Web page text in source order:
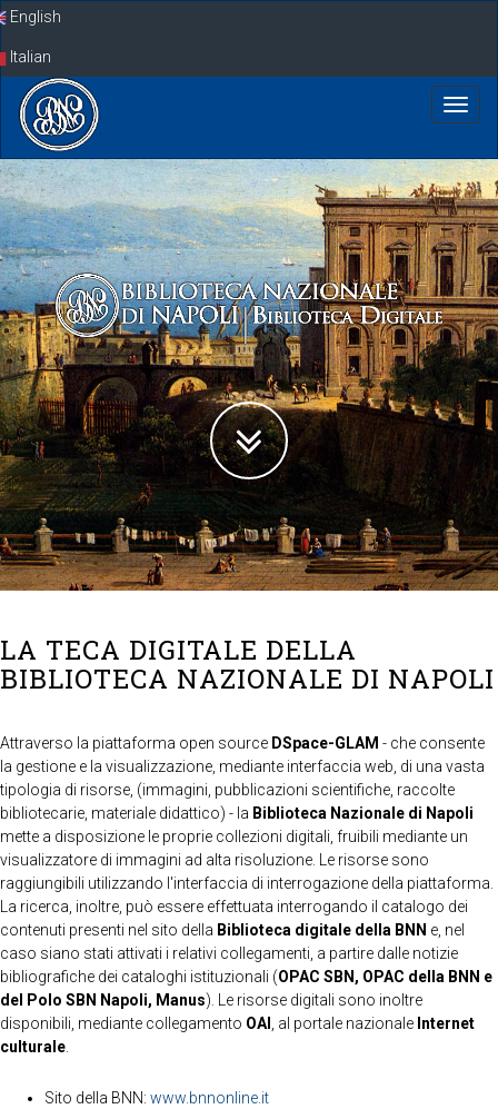
SkipEnglish
Italian
LA TECA DIGITALE DELLA
BIBLIOTECA NAZIONALE DI NAPOLI
Attraverso la piattaforma open source DSpace-GLAM - che consente
la gestione e la visualizzazione, mediante interfaccia web, di una vasta
tipologia di risorse, (immagini, pubblicazioni scientifiche, raccolte
bibliotecarie, materiale didattico) - la Biblioteca Nazionale di Napoli
mette a disposizione le proprie collezioni digitali, fruibili mediante un
visualizzatore di immagini ad alta risoluzione. Le risorse sono
raggiungibili utilizzando l'interfaccia di interrogazione della piattaforma.
La ricerca, inoltre, può essere effettuata interrogando il catalogo dei
contenuti presenti nel sito della Biblioteca digitale della BNN e, nel
caso siano stati attivati i relativi collegamenti, a partire dalle notizie
bibliografiche dei cataloghi istituzionali (OPAC SBN, OPAC della BNN e
del Polo SBN Napoli, Manus). Le risorse digitali sono inoltre
disponibili, mediante collegamento OAI , al portale nazionale Internet
culturale
Sito della BNN: www.bnnonline.it